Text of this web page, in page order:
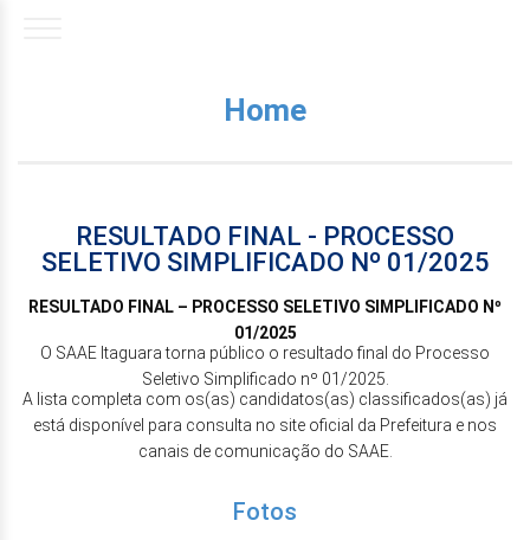
Home
RESULTADO FINAL - PROCESSO
SELETIVO SIMPLIFICADO Nº 01/2025
RESULTADO FINAL – PROCESSO SELETIVO SIMPLIFICADO Nº
01/2025
O SAAE Itaguara torna público o resultado final do Processo
Seletivo Simplificado nº 01/2025.
A lista completa com os(as) candidatos(as) classificados(as) já
está disponível para consulta no site oficial da Prefeitura e nos
canais de comunicação do SAAE.
Fotos